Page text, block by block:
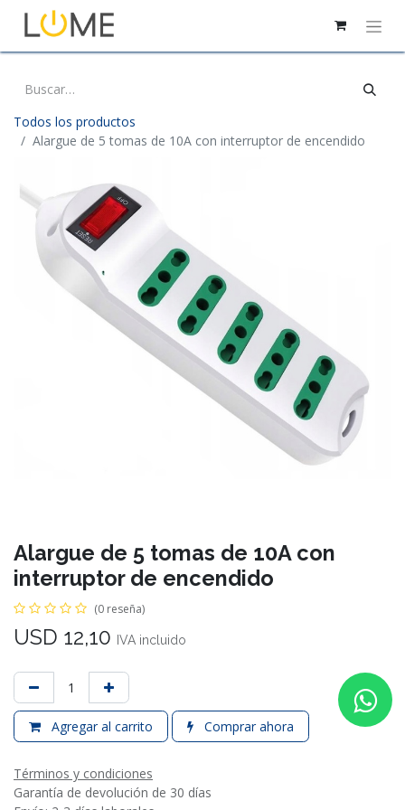
Todos los productos
Alargue de 5 tomas de 10A con interruptor de encendido
Alargue de 5 tomas de 10A con
interruptor de encendido
(0 reseña)
USD 12,10 IVA incluido
Agregar al carrito Comprar ahora
Términos y condiciones
Garantía de devolución de 30 días